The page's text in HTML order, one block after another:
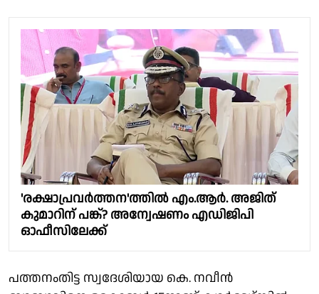
'രക്ഷാപ്രവർത്തന'ത്തിൽ എം.ആർ. അജിത്
കുമാറിന് പങ്ക്? അന്വേഷണം എഡിജിപി
ഓഫീസിലേക്ക്
പത്തനംതിട്ട സ്വദേശിയായ കെ. നവീൻ